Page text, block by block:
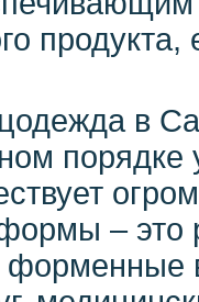
продукта,
в
порядке
– это
форменные